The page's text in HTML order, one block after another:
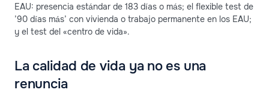
EAU: presencia estándar de 183 días o más; el flexible test de
’90 días más’ con vivienda o trabajo permanente en los EAU;
y el test del «centro de vida».
La calidad de vida ya no es una
renuncia